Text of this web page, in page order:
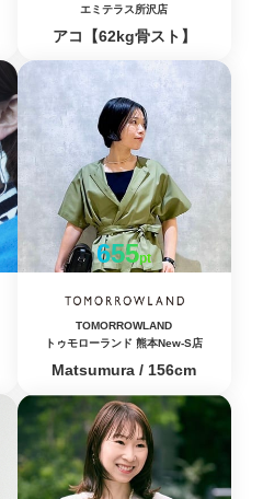
エミテラス所沢店
アコ【62kg骨スト】
655pt
TOMORROWLAND
トゥモローランド 熊本New-S店
Matsumura / 156cm